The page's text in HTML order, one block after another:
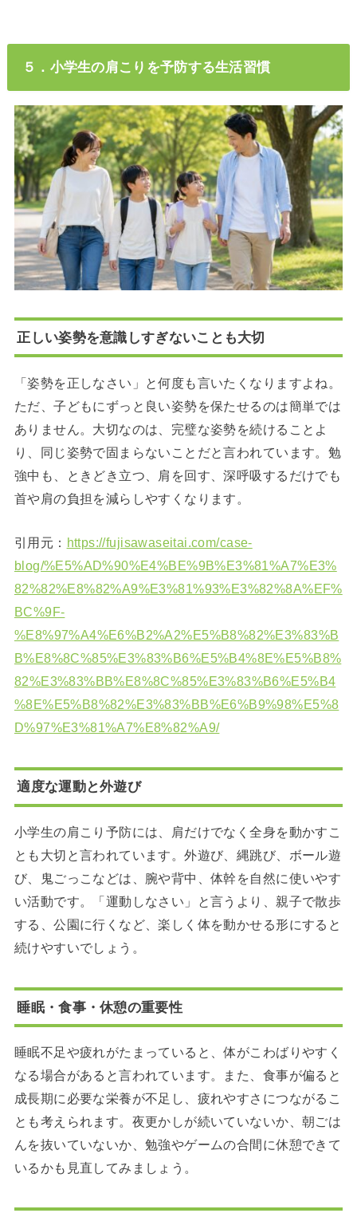
５．小学生の肩こりを予防する生活習慣
正しい姿勢を意識しすぎないことも大切
「姿勢を正しなさい」と何度も言いたくなりますよね。
ただ、子どもにずっと良い姿勢を保たせるのは簡単では
ありません。大切なのは、完璧な姿勢を続けることよ
り、同じ姿勢で固まらないことだと言われています。勉
強中も、ときどき立つ、肩を回す、深呼吸するだけでも
首や肩の負担を減らしやすくなります。
引用元： https://fujisawaseitai.com/case-
blog/%E5%AD%90%E4%BE%9B%E3%81%A7%E3%
82%82%E8%82%A9%E3%81%93%E3%82%8A%EF%
BC%9F-
%E8%97%A4%E6%B2%A2%E5%B8%82%E3%83%B
B%E8%8C%85%E3%83%B6%E5%B4%8E%E5%B8%
82%E3%83%BB%E8%8C%85%E3%83%B6%E5%B4
%8E%E5%B8%82%E3%83%BB%E6%B9%98%E5%8
D%97%E3%81%A7%E8%82%A9/
適度な運動と外遊び
小学生の肩こり予防には、肩だけでなく全身を動かすこ
とも大切と言われています。外遊び、縄跳び、ボール遊
び、鬼ごっこなどは、腕や背中、体幹を自然に使いやす
い活動です。「運動しなさい」と言うより、親子で散歩
する、公園に行くなど、楽しく体を動かせる形にすると
続けやすいでしょう。
睡眠・食事・休憩の重要性
睡眠不足や疲れがたまっていると、体がこわばりやすく
なる場合があると言われています。また、食事が偏ると
成長期に必要な栄養が不足し、疲れやすさにつながるこ
とも考えられます。夜更かしが続いていないか、朝ごは
んを抜いていないか、勉強やゲームの合間に休憩できて
いるかも見直してみましょう。